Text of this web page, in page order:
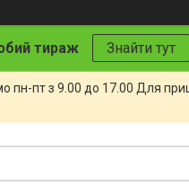
тираж Знайти тут
пт з 9.00 до 17.00 Для